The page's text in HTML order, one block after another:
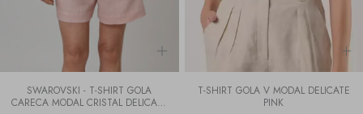
T-SHIRT GOLA V MODAL DELICATE
PINK
CALÇA RETA ALFAIATARIA DELICATE
PINK